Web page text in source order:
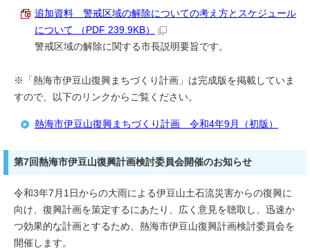
追加資料 警戒区域の解除についての考え方とスケジュール
について （PDF 239.9KB）
警戒区域の解除に関する市長説明要旨です。
※「熱海市伊豆山復興まちづくり計画」は完成版を掲載していま
すので、以下のリンクからご覧ください。
熱海市伊豆山復興まちづくり計画 令和4年9月（初版）
第7回熱海市伊豆山復興計画検討委員会開催のお知らせ
令和3年7月1日からの大雨による伊豆山土石流災害からの復興に
向け、復興計画を策定するにあたり、広く意見を聴取し、迅速か
つ効果的な計画とするため、熱海市伊豆山復興計画検討委員会を
開催します。